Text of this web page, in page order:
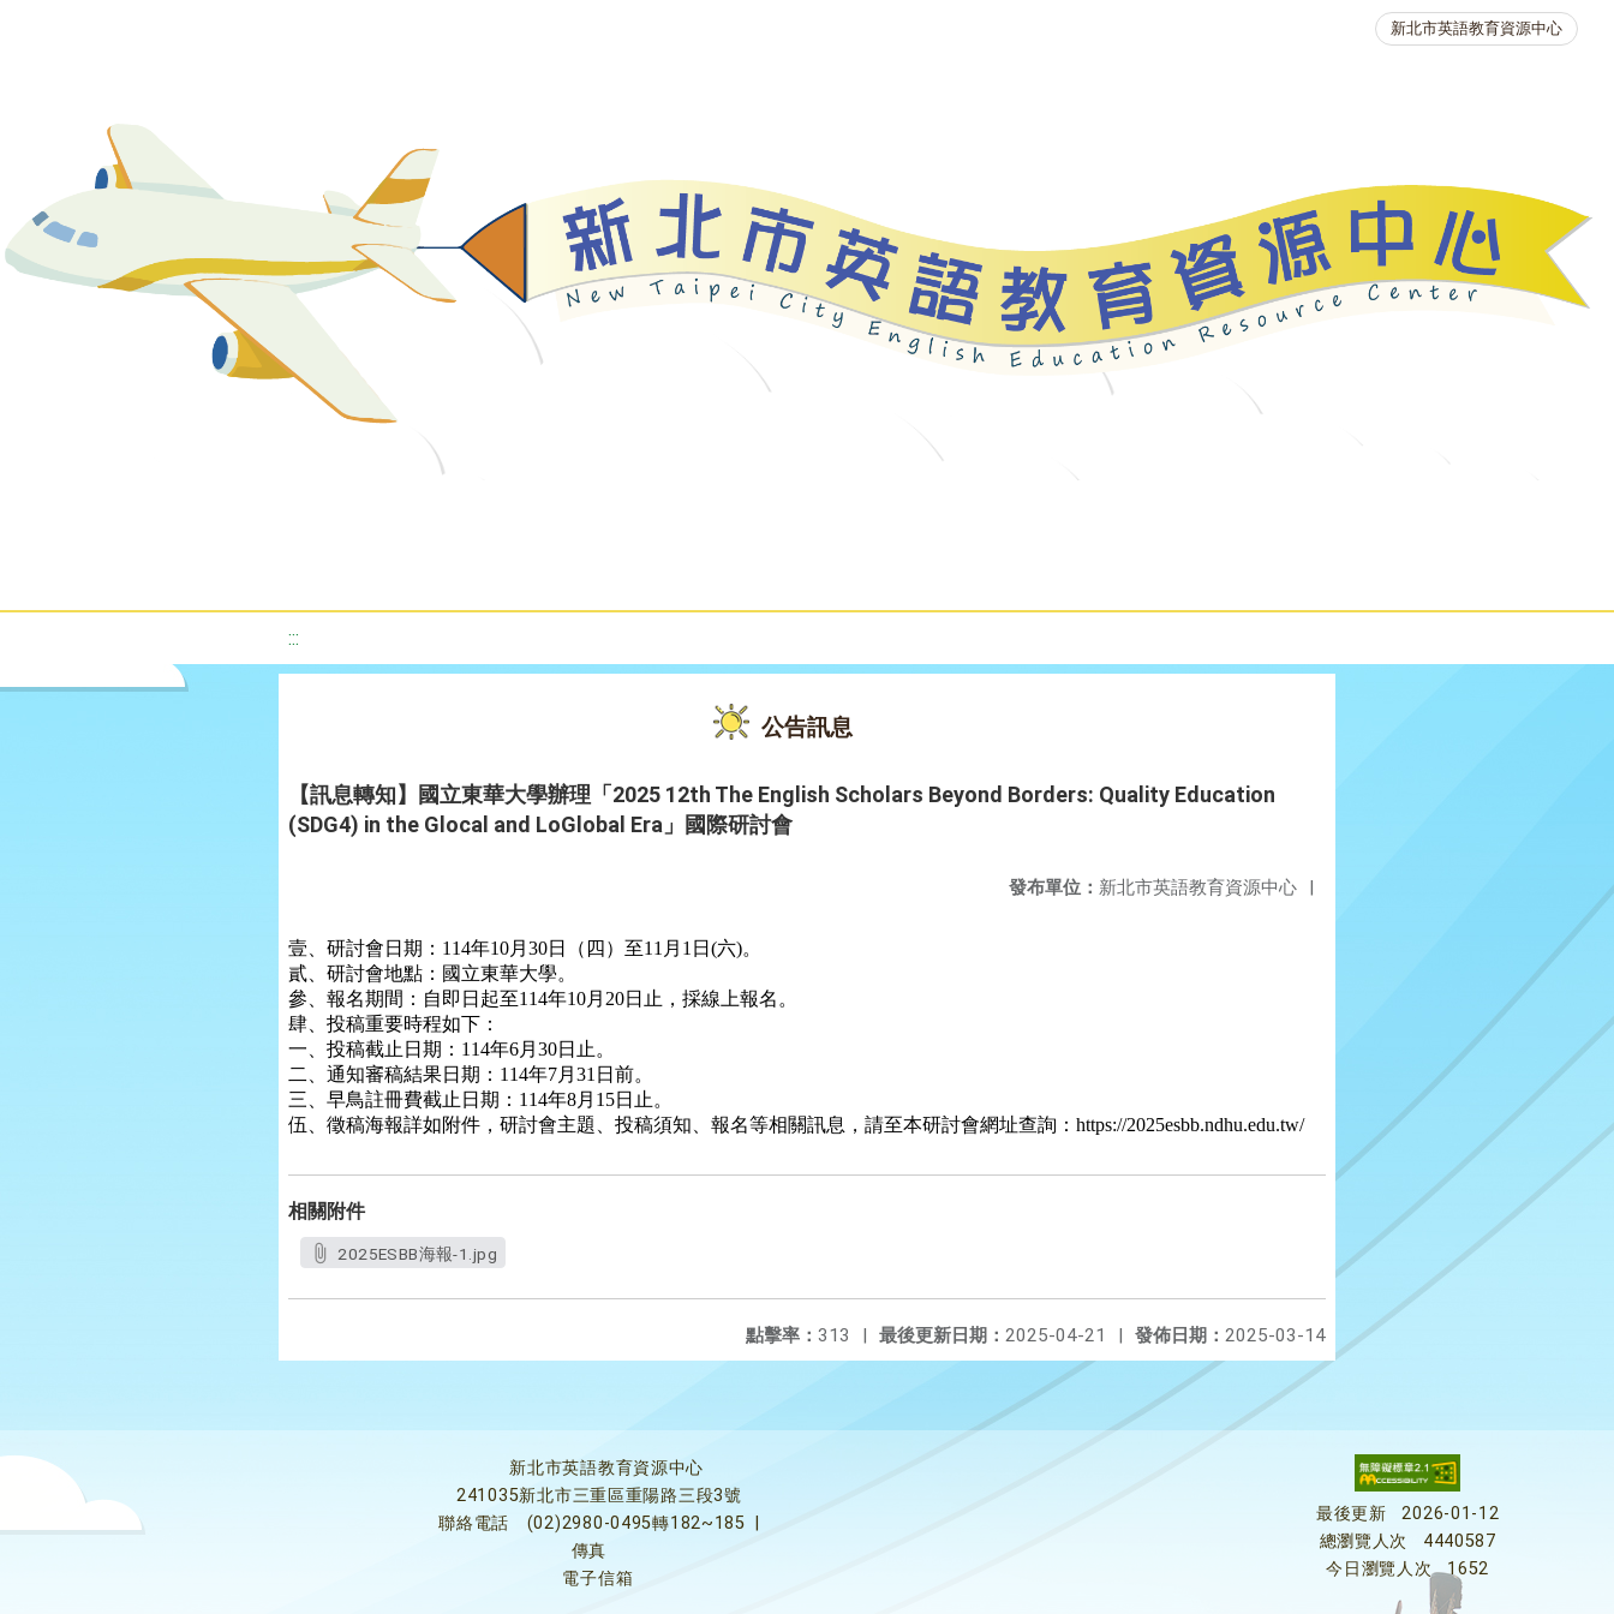
新北市英語教育資源中心
:::
公告訊息
【訊息轉知】國立東華大學辦理「2025 12th The English Scholars Beyond Borders: Quality Education
(SDG4) in the Glocal and LoGlobal Era」國際研討會
發布單位： 新北市英語教育資源中心 |
壹、研討會日期：114年10月30日（四）至11月1日(六)。
貳、研討會地點：國立東華大學。
參、報名期間：自即日起至114年10月20日止，採線上報名。
肆、投稿重要時程如下：
一、投稿截止日期：114年6月30日止。
二、通知審稿結果日期：114年7月31日前。
三、早鳥註冊費截止日期：114年8月15日止。
伍、徵稿海報詳如附件，研討會主題、投稿須知、報名等相關訊息，請至本研討會網址查詢：https://2025esbb.ndhu.edu.tw/
相關附件
2025ESBB海報-1.jpg
發佈日期： 2025-03-14
最後更新日期： 2025-04-21 |
點擊率： 313 |
新北市英語教育資源中心
241035新北市三重區重陽路三段3號
聯絡電話
(02)2980-0495轉182~185
傳真
電子信箱
最後更新
2026-01-12
總瀏覽人次
4440587
今日瀏覽人次
1652